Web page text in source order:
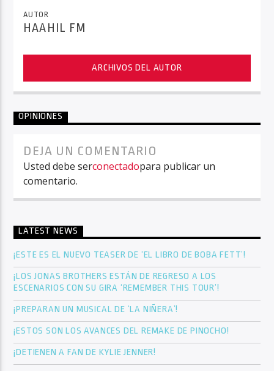
AUTOR
HAAHIL FM
ARCHIVOS DEL AUTOR
OPINIONES
DEJA UN COMENTARIO
Usted debe serconectadopara publicar un
comentario.
LATEST NEWS
¡ESTE ES EL NUEVO TEASER DE ‘EL LIBRO DE BOBA FETT’!
¡LOS JONAS BROTHERS ESTÁN DE REGRESO A LOS
ESCENARIOS CON SU GIRA ‘REMEMBER THIS TOUR’!
¡PREPARAN UN MUSICAL DE ‘LA NIÑERA’!
¡ESTOS SON LOS AVANCES DEL REMAKE DE PINOCHO!
¡DETIENEN A FAN DE KYLIE JENNER!